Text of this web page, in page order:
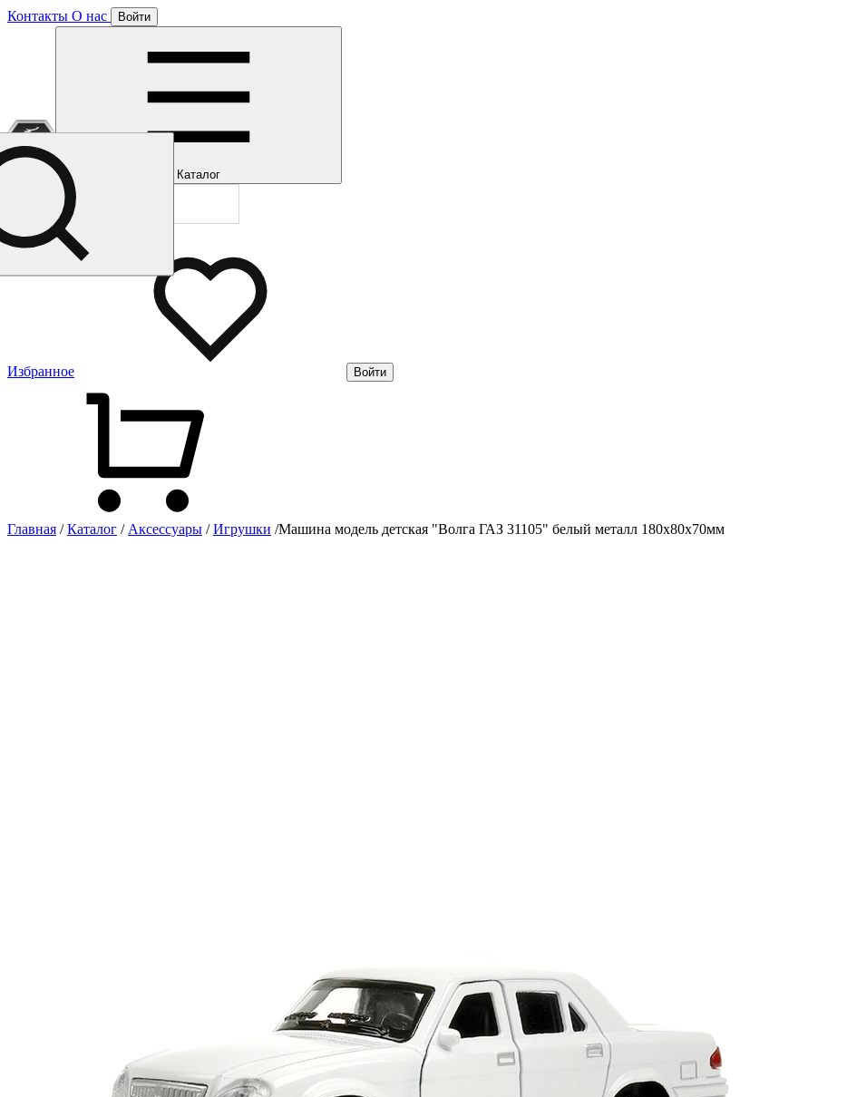
Контакты О нас Войти
Каталог
Газмерч
Избранное Войти
Главная / Каталог / Аксессуары / Игрушки /Машина модель детская "Волга ГАЗ 31105" белый металл 180х80х70мм
Будем направлять вам все наши специальные предложения и новости
Мы уже направляем вам все наши специальные предложения и новости